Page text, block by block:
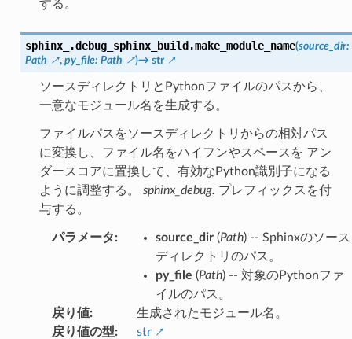
する。
sphinx_.debug_sphinx_build.make_module_name(source_dir:
Path
, py_file: Path )→ str
ソースディレクトリとPythonファイルのパスから、
一意なモジュール名を生成する。
ファイルパスをソースディレクトリからの相対パス
に変換し、ファイル名をハイフンやスペースを アン
ダースコアに置換して、有効なPython識別子になる
ように調整する。 sphinx_debug. プレフィックスを付
与する。
パラメータ: source_dir(Path) -- Sphinxのソース
ディレクトリのパス。
py_file (Path) -- 対象のPythonファ
イルのパス。
戻り値:
生成されたモジュール名。
戻り値の型: str